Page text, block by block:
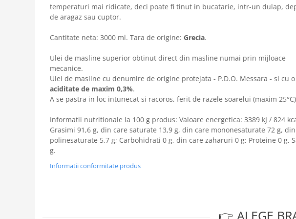
temperaturi mai ridicate, deci poate fi tinut in bucatarie, intr-un dulap,
de aragaz sau cuptor.
Cantitate neta: 3000 ml. Tara de origine: Grecia.
Ulei de masline superior obtinut direct din masline numai prin mijloace
mecanice.
Ulei de masline cu denumire de origine protejata - P.D.O. Messara - si cu o
aciditate de maxim 0,3%.
A se pastra in loc intunecat si racoros, ferit de razele soarelui (maxim
Informatii nutritionale la 100 g produs: Valoare energetica: 3389 kJ / 824
Grasimi 91,6 g, din care saturate 13,9 g, din care mononesaturate 72 g,
polinesaturate 5,7 g; Carbohidrati 0 g, din care zaharuri 0 g; Proteine 0 g,
g.
Informatii conformitate produs